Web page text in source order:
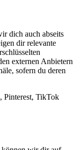
dich auch abseits
dir relevante
externen Anbietern
sofern du deren
Pinterest, TikTok